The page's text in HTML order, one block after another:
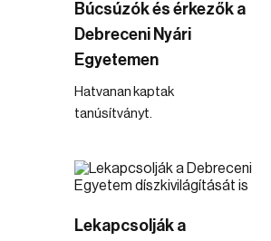
Búcsúzók és érkezők a
Debreceni Nyári
Egyetemen
Hatvanan kaptak
tanúsítványt.
Lekapcsolják a